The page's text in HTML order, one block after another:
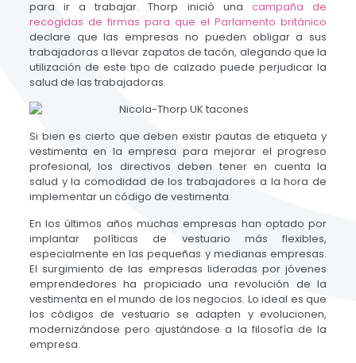
para ir a trabajar. Thorp inició unacampaña de
recogidas de firmas para que el Parlamento británico
declare que las empresas no pueden obligar a sus
trabajadoras a llevar zapatos de tacón, alegando que la
utilización de este tipo de calzado puede perjudicar la
salud de las trabajadoras.
Si bien es cierto que deben existir pautas de etiqueta y
vestimenta en la empresa para mejorar el progreso
profesional, los directivos deben tener en cuenta la
salud y la comodidad de los trabajadores a la hora de
implementar un código de vestimenta.
En los últimos años muchas empresas han optado por
implantar políticas de vestuario más flexibles,
especialmente en las pequeñas y medianas empresas.
El surgimiento de las empresas lideradas por jóvenes
emprendedores ha propiciado una revolución de la
vestimenta en el mundo de los negocios. Lo ideal es que
los códigos de vestuario se adapten y evolucionen,
modernizándose pero ajustándose a la filosofía de la
empresa.